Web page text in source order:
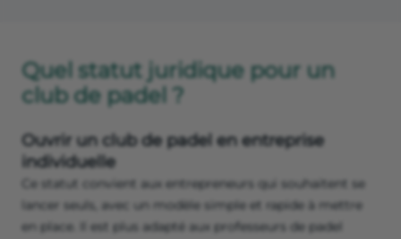
Quel statut juridique pour un
club de padel ?
Ouvrir un club de padel en entreprise
individuelle
Ce statut convient aux entrepreneurs qui souhaitent se
lancer seuls, avec un modèle simple et rapide à mettre
en place. Il est plus adapté aux professeurs de padel